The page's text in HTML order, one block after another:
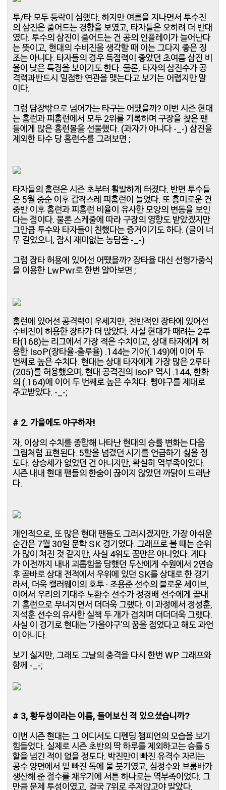
투/타 모두 등락이 심했다. 하지만 여름을 지나면서 투수진
의 삼진은 줄어드는 경향을 보였고, 타자들은 오히려 더 반대
였다. 투수의 삼진이 줄어드는 건 공의 인플레이가 늘어난다
는 뜻이고, 현대의 수비진을 생각할 때 이는 그다지 좋은 징
조는 아니다. 타자들의 경우 득점력이 좋았던 초여름 삼진 비
율이 낮은 특징을 보이기도 한다. 물론, 타자의 삼진수가 공
격력과반드시 밀접한 연관을 맺는다고 보기는 어렵지만 말
이다.
그럼 담장밖으로 넘어가는 타구는 어땠을까? 이번 시즌 현대
는 홈런과 피홈런에서 모두 2위를 기록하며 구장을 찾은 팬
들에게 많은 홈런볼을 선물했다. (과자가 아니다 -_-) 삼진을
제외한 타수 당 홈런수를 그려보면 ;
타자들의 홈런은 시즌 초부터 활발하게 터졌다. 반면 투수들
은 5월 중순 이후 갑작스레 피홈런이 늘었다. 또 흥미로운 건
중반 이후 홈런과 피홈런 비율이 유사한 모양의 변동을 보인
다는 점이다. 물론 스케줄에 따라 구장의 영향도 받았겠지만
그만큼 투수와 타자들이 친했다는 증거이기도 하다. (글이 너
무 길었으니, 잠시 재미없는 농담을 -_-)
그럼 장타 허용에 있어선 어땠을까? 장타율 대신 선형가중식
을 이용한 LwPwr로 한번 알아보면 ;
홈런에 있어선 공격력이 우세지만, 전반적인 장타에 있어선
수비진이 허용한 장타가 더 많았다. 사실 현대가 때려는 2루
타(168)는 리그에서 가장 적은 수치이고, 상대 타자에게 허
용한 IsoP(장타율-출루율) .144는 기아(.149)에 이어 두
번째로 높은 수치다. 현대는 상대 타자에게 가장 많은 2루타
(205)를 허용했으며, 현대 공격진의 IsoP 역시 .144, 한화
의 (.164)에 이어 두 번째로 높은 수치다. 뻥야구를 제대로
주고받았다. -_-;
# 2. 가을에도 야구하자!
자, 이상의 수치를 종합해 나타난 현대의 승률 변화는 다음
그림처럼 표현된다. 5할을 넘겼던 시기를 언급하기 싫을 정
도다. 상승세가 없었던 건 아니지만, 확실히 역부족이었다.
시즌 내내 현대 팬들의 한숨이 끊이지 않았던 까닭이 드러난
다.
개인적으로, 또 많은 현대 팬들도 그러시겠지만, 가장 아쉬운
순간은 7월 30일 문학 SK 경기였다. 그래프로 볼 때는 순위
가 많이 쳐진 것 같지만, 사실 4위도 꿈만은 아니었다. 게다
가 이전까지 내내 괴롭힘을 당했던 두산에게 수원에서 2연승
후 곧바로 상대 전적에서 우위에 있던 SK를 상대로 한 경기
라서, 더욱 캘러웨이의 호투 · 조용준 선수의 블로운 세이브,
이어서 우리의 기대주 노환수 선수가 정경배 선수에게 끝내
기 홈런으로 무너지면서 더더욱 그랬다. 이 과정에서 정성훈,
지석훈 선수의 유사한 실책 두 개가 겹치며 더더더욱 그랬다.
사실 이 경기로 현대는 '가을야구'의 꿈을 접었다고 해도 과언
이 아니다.
보기 싫지만, 그래도 그날의 충격을 다시 한번 WP 그래프와
함께 -_-;
# 3, 황두성이라는 이름, 들어보신 적 있으셨습니까?
이번 시즌 현대는 그 어디서도 디펜딩 챔피언의 모습을 보기
힘들었다. 실제로 시즌 초반의 딱 하루를 제외하고는 승률 5
할을 넘긴 적이 없을 정도다. 박진만이 빠진 유격수 자리는
공수 양면에서 밑 빠진 독에 물 붓기였고, 심정수와 브룸바가
생산해 준 점수를 채우기에 서튼 하나로는 역부족이었다. 그
만큼 문제 투성이였고, 결국 7위로 주저앉고야 말았다.